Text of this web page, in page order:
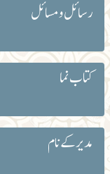
رسائل و مسائل
کتاب نما
مدیر کے نام